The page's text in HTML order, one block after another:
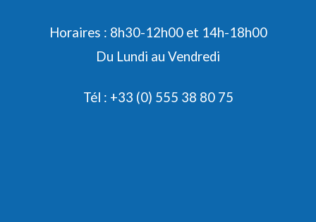
Horaires : 8h30-12h00 et 14h-18h00
Du Lundi au Vendredi
Tél : +33 (0) 555 38 80 75